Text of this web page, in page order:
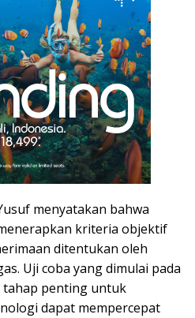
menyatakan bahwa
kriteria objektif
ditentukan oleh
Uji coba yang dimulai pada
tahap penting untuk
dapat mempercepat